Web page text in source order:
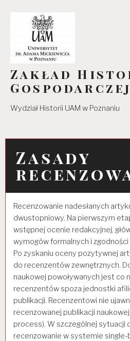
Zakład
Gospodarczej
Wydział Historii UAM w Poznaniu
Zasady
Recenzowanie nadesłanych
dwustopniowy. Na pierwszym
wstępnej ocenie redakcyjnej,
wymogów formalnych i
Po zyskaniu oceny pozytywnej
do recenzentów zewnętrznych.
naukowej powoływanych jest co
recenzentów spoza jednostki
publikacji. Recenzentowi nie
recenzowanej publikacji
process). W szczególnej sytuacji
recenzowanie w systemie